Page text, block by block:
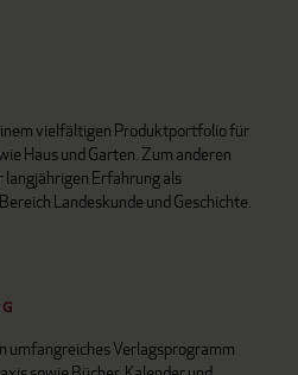
vielfältigen Produktportfolio für
Haus und Garten. Zum anderen
langjährigen Erfahrung als
Landeskunde und Geschichte.
umfangreiches Verlagsprogramm